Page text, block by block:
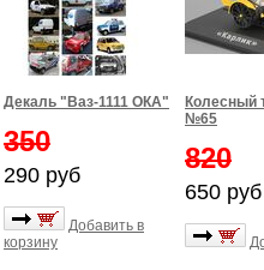
Декаль "Ваз-1111 ОКА"
350
290 руб
Добавить в
корзину
Колесный
№65
820
650 руб